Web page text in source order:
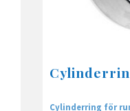
Cylinderring för